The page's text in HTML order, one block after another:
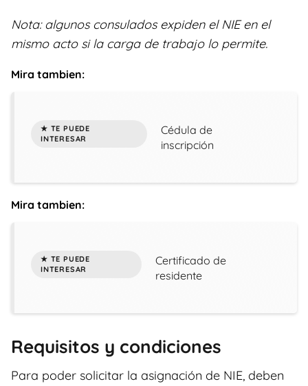
Nota: algunos consulados expiden el NIE en el
mismo acto si la carga de trabajo lo permite.
Mira tambien:
Cédula de
inscripción
Mira tambien:
Certificado de
residente
Requisitos y condiciones
Para poder solicitar la asignación de NIE, deben